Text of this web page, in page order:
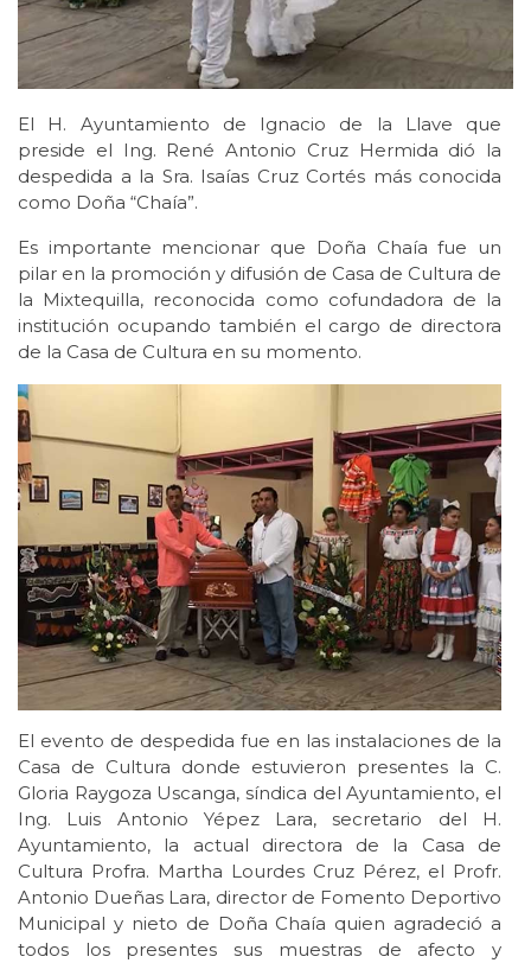
El H. Ayuntamiento de Ignacio de la Llave que
preside el Ing. René Antonio Cruz Hermida dió la
despedida a la Sra. Isaías Cruz Cortés más conocida
como Doña “Chaía”.
Es importante mencionar que Doña Chaía fue un
pilar en la promoción y difusión de Casa de Cultura de
la Mixtequilla, reconocida como cofundadora de la
institución ocupando también el cargo de directora
de la Casa de Cultura en su momento.
El evento de despedida fue en las instalaciones de la
Casa de Cultura donde estuvieron presentes la C.
Gloria Raygoza Uscanga, síndica del Ayuntamiento, el
Ing. Luis Antonio Yépez Lara, secretario del H.
Ayuntamiento, la actual directora de la Casa de
Cultura Profra. Martha Lourdes Cruz Pérez, el Profr.
Antonio Dueñas Lara, director de Fomento Deportivo
Municipal y nieto de Doña Chaía quien agradeció a
todos los presentes sus muestras de afecto y